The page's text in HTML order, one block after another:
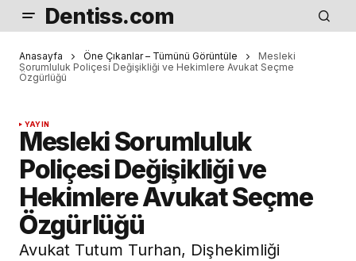
Dentiss.com
Anasayfa Öne Çıkanlar – Tümünü Görüntüle
Mesleki
Sorumluluk Poliçesi Değişikliği ve Hekimlere Avukat Seçme
Özgürlüğü
YAYIN
Mesleki Sorumluluk
Poliçesi Değişikliği ve
Hekimlere Avukat Seçme
Özgürlüğü
Avukat Tutum Turhan, Dişhekimliği